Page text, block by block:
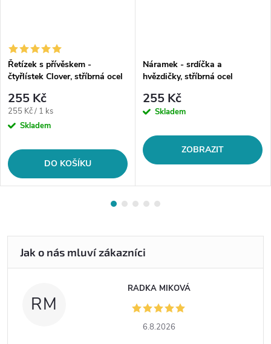
Řetízek s přívěskem -
čtyřlístek Clover, stříbrná ocel
255 Kč
Měrná
cena:
255 Kč / 1 ks
Skladem
DO KOŠÍKU
Náramek - srdíčka a
hvězdičky, stříbrná ocel
255 Kč
Skladem
ZOBRAZIT
RM
RADKA MIKOVÁ
6.8.2026